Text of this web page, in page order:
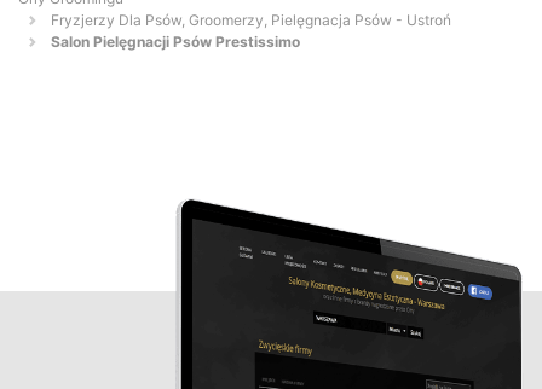
Fryzjerzy Dla Psów, Groomerzy, Pielęgnacja Psów - Ustroń
Salon Pielęgnacji Psów Prestissimo